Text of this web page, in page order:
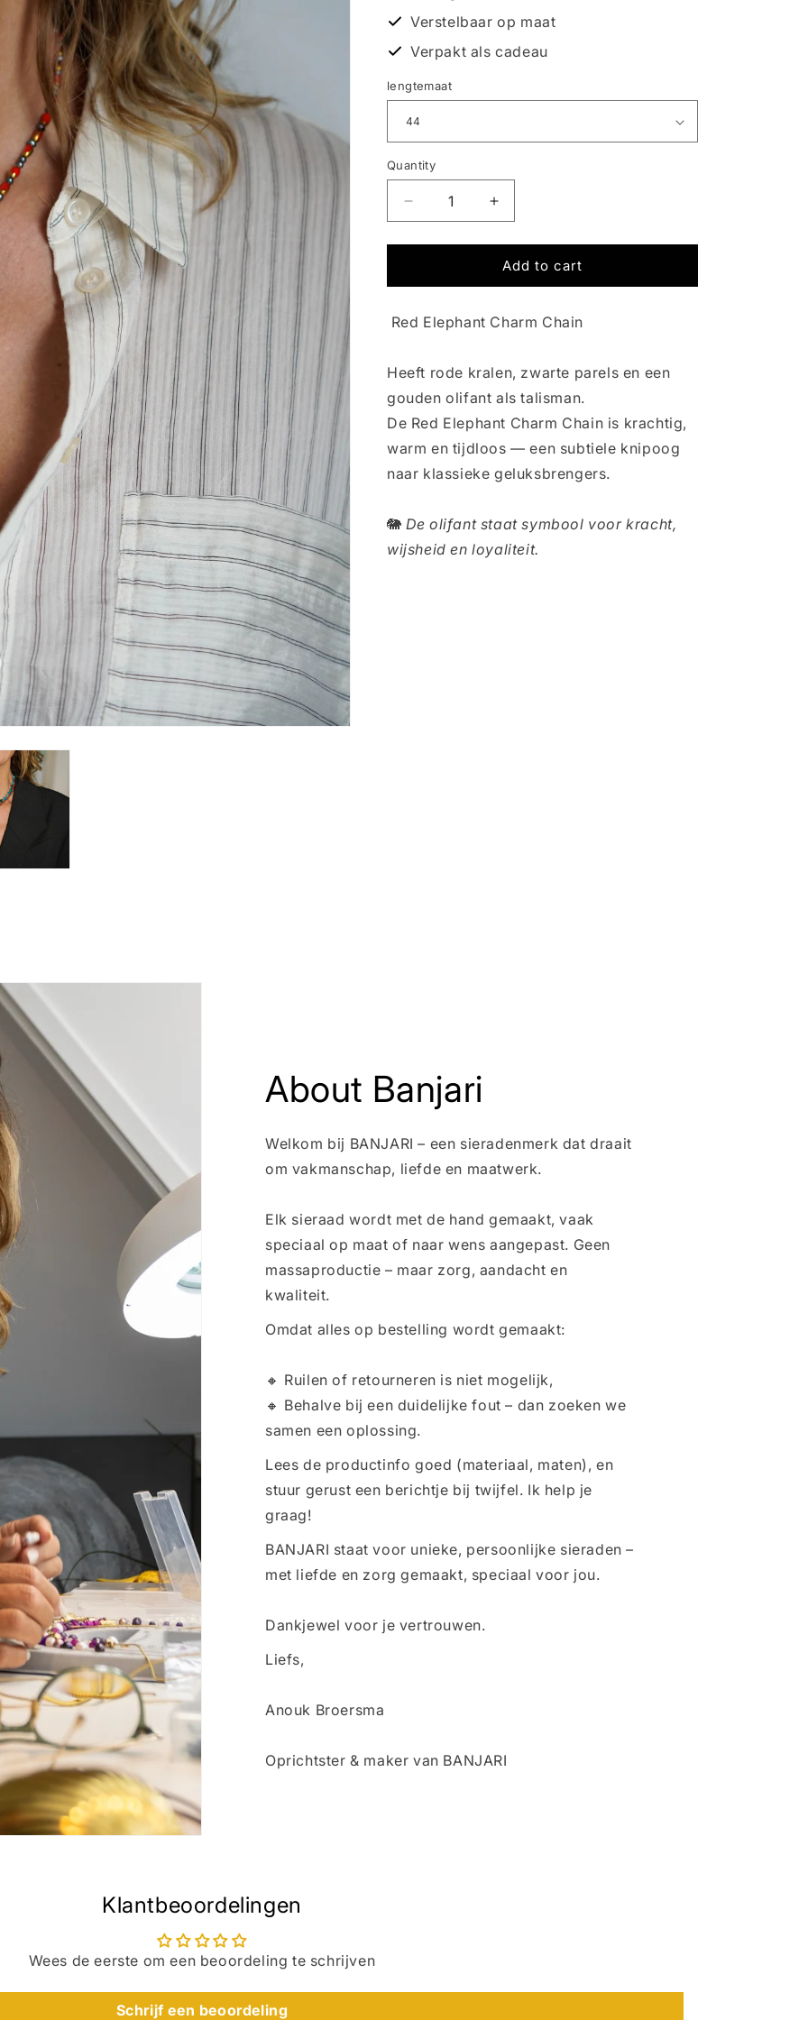
n
Verstelbaar op maat
Verpakt als cadeau
lengtemaat
Quantity
Decrease
quantity
for
ELEPHANT
|
Increase
quantity
for
RED
ELEPHANT
|
Add to cart
Red Elephant Charm Chain
Heeft rode kralen, zwarte parels en een
gouden olifant als talisman.
De Red Elephant Charm Chain is krachtig,
warm en tijdloos — een subtiele knipoog
naar klassieke geluksbrengers.
🐘De olifant staat symbool voor kracht,
wijsheid en loyaliteit.
About Banjari
Welkom bij BANJARI – een sieradenmerk dat draait
om vakmanschap, liefde en maatwerk.
Elk sieraad wordt met de hand gemaakt, vaak
speciaal op maat of naar wens aangepast. Geen
massaproductie – maar zorg, aandacht en
kwaliteit.
Omdat alles op bestelling wordt gemaakt:
🔸 Ruilen of retourneren is niet mogelijk,
🔸 Behalve bij een duidelijke fout – dan zoeken we
samen een oplossing.
Lees de productinfo goed (materiaal, maten), en
stuur gerust een berichtje bij twijfel. Ik help je
graag!
BANJARI staat voor unieke, persoonlijke sieraden –
met liefde en zorg gemaakt, speciaal voor jou.
Dankjewel voor je vertrouwen.
Liefs,
Anouk Broersma
Oprichtster & maker van BANJARI
Klantbeoordelingen
Wees de eerste om een beoordeling te schrijven
Schrijf een beoordeling